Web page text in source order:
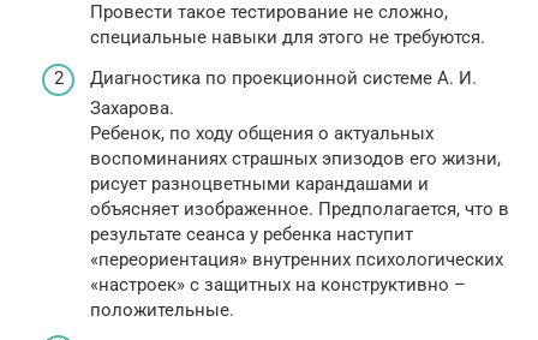
Провести такое тестирование не сложно,
специальные навыки для этого не требуются.
Диагностика по проекционной системе А. И.
Захарова.
Ребенок, по ходу общения о актуальных
воспоминаниях страшных эпизодов его жизни,
рисует разноцветными карандашами и
объясняет изображенное. Предполагается, что в
результате сеанса у ребенка наступит
«переориентация» внутренних психологических
«настроек» с защитных на конструктивно –
положительные.